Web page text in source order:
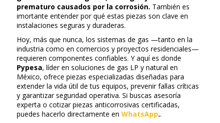
prematuro causados por la corrosión. También es
imortante entender por qué estas piezas son clave en
instalaciones seguras y duraderas.
Hoy, más que nunca, los sistemas de gas —tanto en la
industria como en comercios y proyectos residenciales—
requieren componentes confiables. Y aquí es donde
Pypesa, líder en soluciones de gas LP y natural en
México, ofrece piezas especializadas diseñadas para
extender la vida útil de tus equipos, prevenir fallas críticas
y garantizar seguridad operativa. Si buscas asesoría
experta o cotizar piezas anticorrosivas certificadas,
puedes hacerlo directamente en WhatsApp..